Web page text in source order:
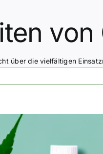
von
über die vielfältigen